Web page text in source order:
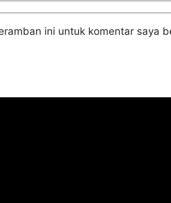
ini untuk komentar saya